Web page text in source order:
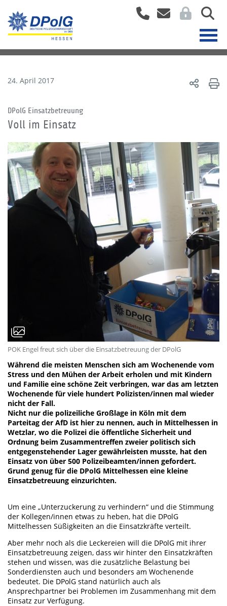
24. April 2017
DPolG Einsatzbetreuung
Voll im Einsatz
POK Engel freut sich über die Einsatzbetreuung der DPolG
Während die meisten Menschen sich am Wochenende vom
Stress und den Mühen der Arbeit erholen und mit Kindern
und Familie eine schöne Zeit verbringen, war das am letzten
Wochenende für viele hundert Polizisten/innen mal wieder
nicht der Fall.
Nicht nur die polizeiliche Großlage in Köln mit dem
Parteitag der AfD ist hier zu nennen, auch in Mittelhessen in
Wetzlar, wo die Polizei die öffentliche Sicherheit und
Ordnung beim Zusammentreffen zweier politisch sich
entgegenstehender Lager gewährleisten musste, hat den
Einsatz von über 500 Polizeibeamten/innen gefordert.
Grund genug für die DPolG Mittelhessen eine kleine
Einsatzbetreuung einzurichten.
Um eine „Unterzuckerung zu verhindern“ und die Stimmung
der Kollegen/innen etwas zu heben, hat die DPolG
Mittelhessen Süßigkeiten an die Einsatzkräfte verteilt.
Aber mehr noch als die Leckereien will die DPolG mit ihrer
Einsatzbetreuung zeigen, dass wir hinter den Einsatzkräften
stehen und wissen, was die zusätzliche Belastung bei
Sonderdiensten auch und besonders am Wochenende
bedeutet. Die DPolG stand natürlich auch als
Ansprechpartner bei Problemen im Zusammenhang mit dem
Einsatz zur Verfügung.